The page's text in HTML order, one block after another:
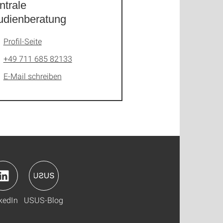
Profil-Seite
+49 711 685 82133
E-Mail schreiben
USUS-Blog